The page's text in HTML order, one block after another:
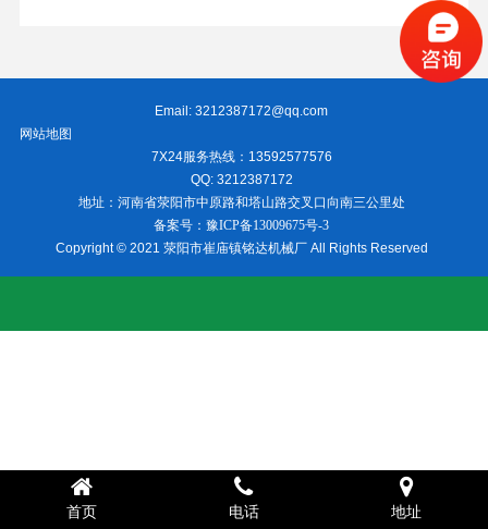
Email: 3212387172@qq.com
网站地图
7X24服务热线：13592577576
QQ: 3212387172
地址：河南省荥阳市中原路和塔山路交叉口向南三公里处
备案号：豫ICP备13009675号-3
Copyright © 2021 荥阳市崔庙镇铭达机械厂 All Rights Reserved
首页 电话 地址